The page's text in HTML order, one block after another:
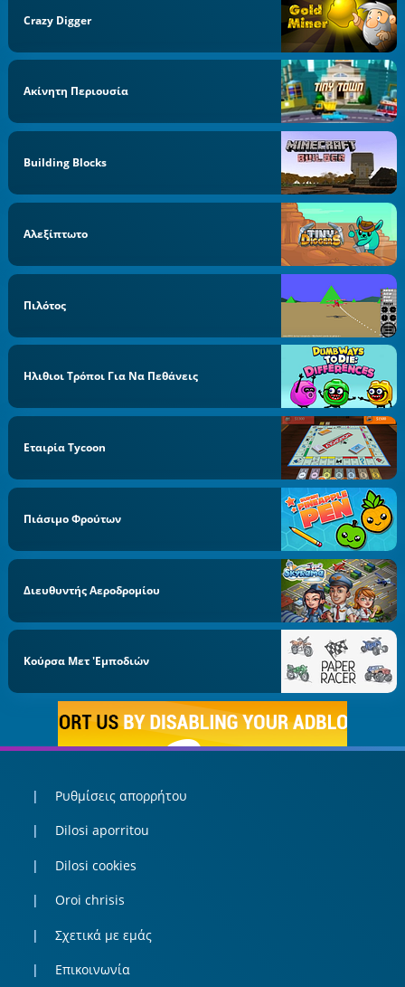
Crazy Digger
Ακίνητη Περιουσία
Building Blocks
Αλεξίπτωτο
Πιλότος
Ηλιθιοι Τρόποι Για Να Πεθάνεις
Εταιρία Tycoon
Πιάσιμο Φρούτων
Διευθυντής Αεροδρομίου
Κούρσα Μετ 'εμποδιών
Ρυθμίσεις απορρήτου
Dilosi aporritou
Dilosi cookies
Oroi chrisis
Σχετικά με εμάς
Επικοινωνία